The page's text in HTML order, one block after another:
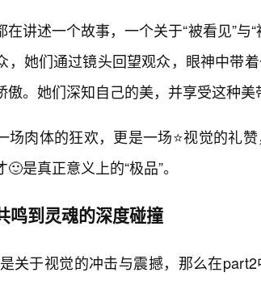
在讲述一个故事，一个关于“被看见”与
，她们通过镜头回望观众，眼神中带
。她们深知自己的美，并享受这种美
场肉体的狂欢，更是一场⭐视觉的礼赞
是真正意义上的“极品”。
鸣到灵魂的深度碰撞
关于视觉的冲击与震撼，那么在